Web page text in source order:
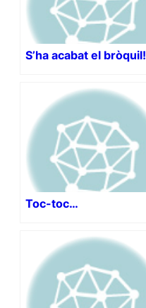
S’ha acabat el bròquil!
Toc-toc…